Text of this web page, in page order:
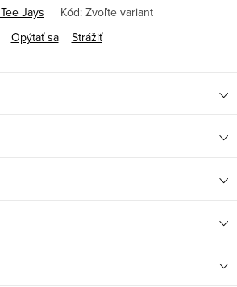
Tee Jays Kód: Zvoľte variant
Opýtať sa
Strážiť